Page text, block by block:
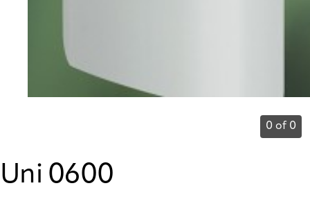
0 of 0
Uni 0600